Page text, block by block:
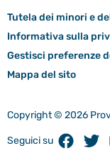
Tutela dei minori e
Informativa sulla
Gestisci preferenze
Mappa del sito
Copyright © 2026
Seguici su Facebook